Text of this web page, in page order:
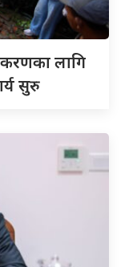
लागि
सुरु